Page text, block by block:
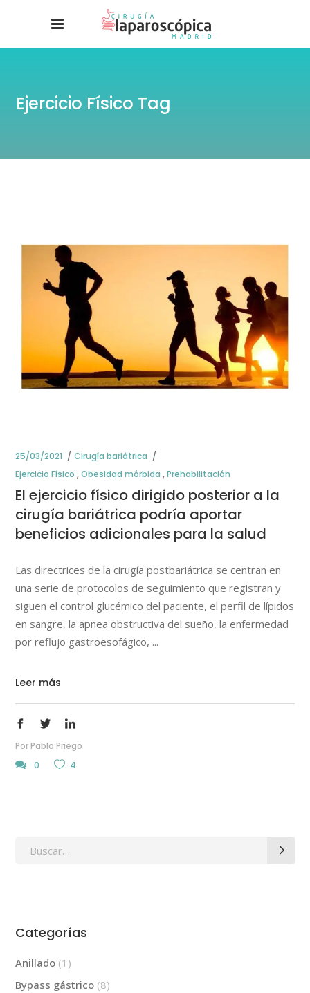
Ejercicio Físico Tag
25/03/2021
Cirugía bariátrica
Ejercicio Físico ,Obesidad mórbida ,Prehabilitación
El ejercicio físico dirigido posterior a la
cirugía bariátrica podría aportar
beneficios adicionales para la salud
Las directrices de la cirugía postbariátrica se centran en
una serie de protocolos de seguimiento que registran y
siguen el control glucémico del paciente, el perfil de lípidos
en sangre, la apnea obstructiva del sueño, la enfermedad
por reflujo gastroesofágico,
Leer más
Por Pablo Priego
0
4
Search
Categorías
Anillado (1)
Bypass gástrico (8)